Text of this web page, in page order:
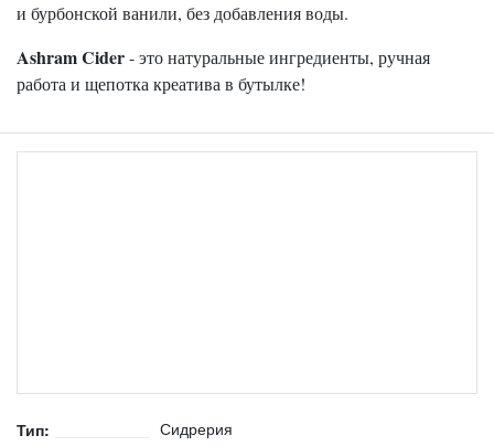
и бурбонской ванили, без добавления воды.
Ashram Cider- это натуральные ингредиенты, ручная
работа и щепотка креатива в бутылке!
Тип:
Сидрерия